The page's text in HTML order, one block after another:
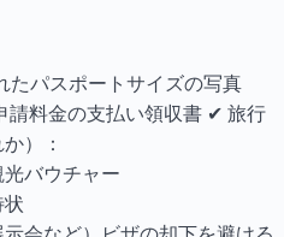
パスポートサイズの写真
請料金の支払い領収書 ✔ 旅行
）：
バウチャー